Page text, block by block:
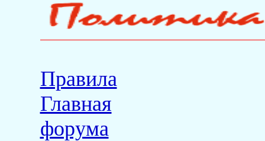
Правила
Главная
форума